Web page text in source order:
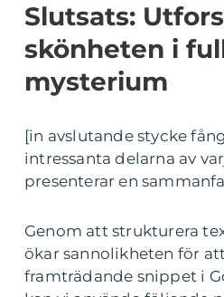
Slutsats:
skönheten i
mysterium
[in avslutande stycke
intressanta delarna av
presenterar en
Genom att strukturera
ökar sannolikheten för
framträdande snippet i